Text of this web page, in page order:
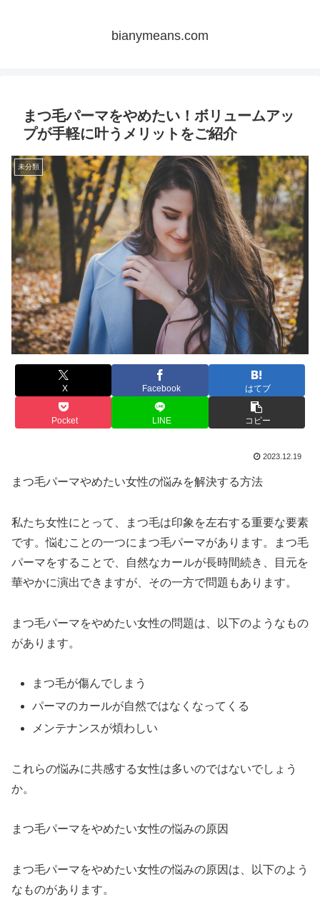
bianymeans.com
まつ毛パーマをやめたい！ボリュームアッ
プが手軽に叶うメリットをご紹介
未分類
X Facebook はてブ
Pocket LINE コピー
2023.12.19
まつ毛パーマやめたい女性の悩みを解決する方法
私たち女性にとって、まつ毛は印象を左右する重要な要素
です。悩むことの一つにまつ毛パーマがあります。まつ毛
パーマをすることで、自然なカールが長時間続き、目元を
華やかに演出できますが、その一方で問題もあります。
まつ毛パーマをやめたい女性の問題は、以下のようなもの
があります。
まつ毛が傷んでしまう
パーマのカールが自然ではなくなってくる
メンテナンスが煩わしい
これらの悩みに共感する女性は多いのではないでしょう
か。
まつ毛パーマをやめたい女性の悩みの原因
まつ毛パーマをやめたい女性の悩みの原因は、以下のよう
なものがあります。